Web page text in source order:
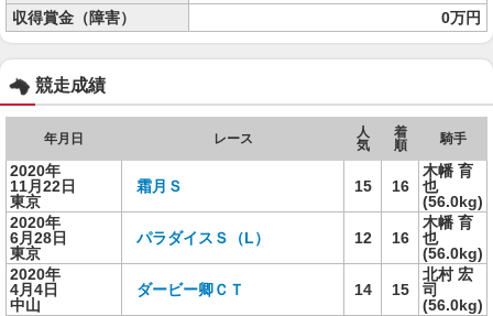
収得賞金（障害）
0万円
競走成績
年月日 レース
人
気
着
順
騎手
2020年
11月22日
東京
霜月Ｓ 15 16
木幡 育
也
(56.0kg)
2020年
6月28日
東京
パラダイスＳ（L） 12 16
木幡 育
也
(56.0kg)
2020年
4月4日
中山
ダービー卿ＣＴ 14 15
北村 宏
司
(56.0kg)